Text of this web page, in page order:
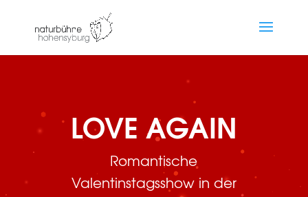
LOVE AGAIN
Romantische
Valentinstagsshow in der